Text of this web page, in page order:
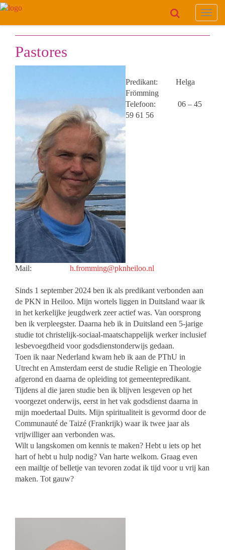
Pastores
Predikant: Helga
Frömming
Telefoon: 06 – 45
59 61 56
Mail: h.fromming@pknheiloo.nl
Sinds 1 september 2024 ben ik als predikant verbonden aan
de PKN in Heiloo. Mijn wortels liggen in Duitsland waar ik
in het kerkelijke jeugdwerk zeer actief was. Van oorsprong
ben ik verpleegster. Daarna heb ik in Duitsland een 5-jarige
studie tot christelijk-sociaal-maatschappelijk werker inclusief
lesbevoegdheid voor godsdienstonderwijs gedaan.
Toen ik naar Nederland kwam heb ik aan de PThU in
Utrecht en Amsterdam eerst de studie Religie en Theologie
afgerond en daarna de opleiding tot gemeentepredikant.
Tijdens al die jaren studie ben ik blijven lesgeven op het
voorgezet onderwijs, eerst in het vak godsdienst daarna in
mijn moedertaal Duits. Mijn spiritualiteit is gevormd door de
Communauté de Taizé (Frankrijk) waar ik twee jaar als
vrijwilliger aan verbonden was.
Wilt u langskomen om kennis te maken? Hebt u iets op het
hart of hebt u hulp nodig? Van harte welkom. Graag even
een mailtje of belletje van tevoren zodat ik tijd voor u vrij kan
maken. Tot gauw?